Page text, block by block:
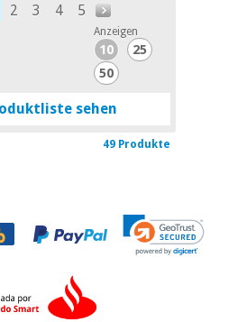
2 3 4 5
Anzeigen
10
25
50
sehen
49 Produkte